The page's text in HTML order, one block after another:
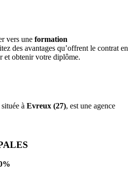
vers une formation
des avantages qu’offrent le contrat en
et obtenir votre diplôme.
à Evreux (27), est une agence